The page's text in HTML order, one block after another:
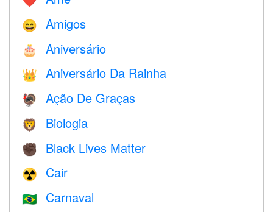
😄 Amigos
🎂 Aniversário
👑 Aniversário Da Rainha
🦃 Ação De Graças
🦁 Biologia
✊🏿 Black Lives Matter
☢️ Cair
🇧🇷 Carnaval